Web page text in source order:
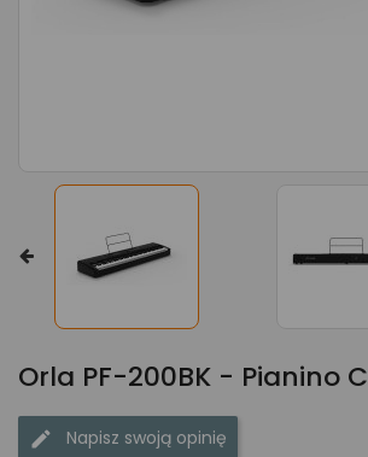
Orla PF-200BK - Pianino
Napisz swoją opinię